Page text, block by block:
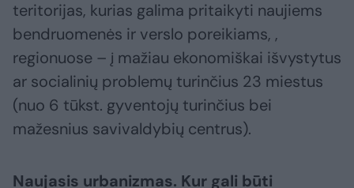
teritorijas, kurias galima pritaikyti naujiems
bendruomenės ir verslo poreikiams, ,
regionuose – į mažiau ekonomiškai išvystytus
ar socialinių problemų turinčius 23 miestus
(nuo 6 tūkst. gyventojų turinčius bei
mažesnius savivaldybių centrus).
Naujasis urbanizmas. Kur gali būti